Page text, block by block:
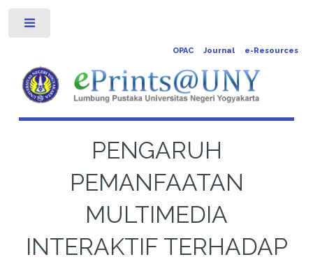
OPAC Journal e-Resources
PENGARUH
PEMANFAATAN
MULTIMEDIA
INTERAKTIF TERHADAP